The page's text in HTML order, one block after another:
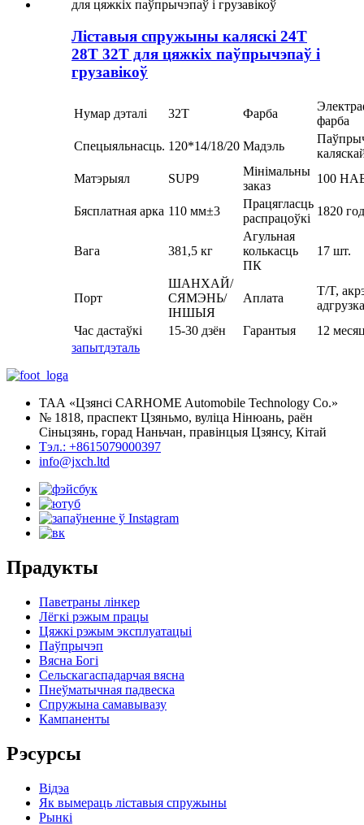
Ліставыя спружыны каляскі 24T
28T 32T для цяжкіх паўпрычэпаў і
грузавікоў
Нумар дэталі 32Т Фарба
фарба
Спецыяльнасць. 120*14/18/20 Мадэль
Матэрыял
SUP9
Мінімальны
заказ
100
Бясплатная арка 110 мм±3
Працягласць
распрацоўкі
1820 год
Вага 381,5 кг
Агульная
колькасць
ПК
17 шт.
Порт
ШАНХАЙ/
СЯМЭНЬ/
ІНШЫЯ
Аплата
T/T,
адгрузка
Час дастаўкі
15-30 дзён Гарантыя
12
запытдэталь
ТАА «Цзянсі CARHOME Automobile Technology Co.»
№ 1818, праспект Цзяньмо, вуліца Нінюань, раён
Сіньцзянь, горад Наньчан, правінцыя Цзянсу, Кітай
Тэл.: +8615079000397
info@jxch.ltd
Прадукты
Паветраны лінкер
Лёгкі рэжым працы
Цяжкі рэжым эксплуатацыі
Паўпрычэп
Вясна Богі
Сельскагаспадарчая вясна
Пнеўматычная падвеска
Спружына самавывазу
Кампаненты
Рэсурсы
Відэа
Як вымераць ліставыя спружыны
Рынкі